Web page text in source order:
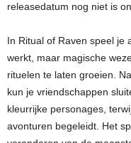
releasedatum nog niet is
In Ritual of Raven speel je
werkt, maar magische
rituelen te laten groeien.
kun je vriendschappen
kleurrijke personages,
avonturen begeleidt. Het